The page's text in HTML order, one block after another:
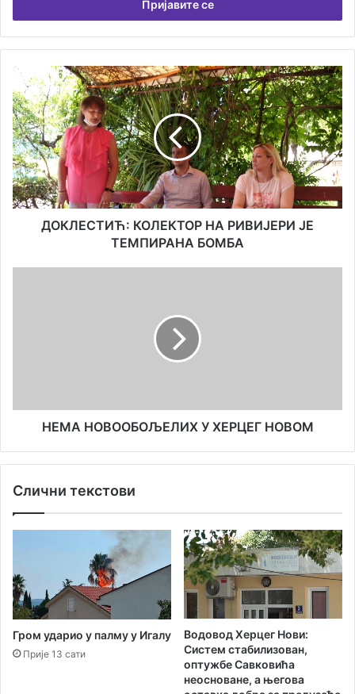
ДОКЛЕСТИЋ:
КОЛЕКТОР
НА
РИВИЈЕРИ
ЈЕ
ТЕМПИРАНА
БОМБА
ДОКЛЕСТИЋ: КОЛЕКТОР НА РИВИЈЕРИ ЈЕ
ТЕМПИРАНА БОМБА
НЕМА НОВООБОЉЕЛИХ У ХЕРЦЕГ НОВОМ
Слични текстови
Гром ударио у палму у Игалу
Прије 13 сати
Водовод Херцег Нови:
Систем стабилизован,
оптужбе Савковића
неосноване, а његова